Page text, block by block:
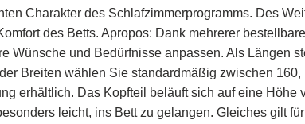
Charakter des Schlafzimmerprogramms. Des
des Betts. Apropos: Dank mehrerer
Wünsche und Bedürfnisse anpassen. Als Längen
Breiten wählen Sie standardmäßig zwischen
erhältlich. Das Kopfteil beläuft sich auf eine Höhe
leicht, ins Bett zu gelangen. Gleiches gilt